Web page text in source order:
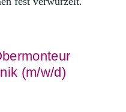
(m/w/d)